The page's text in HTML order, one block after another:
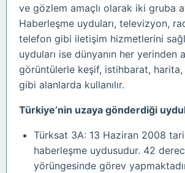
ve gözlem amaçlı olarak iki gruba
Haberleşme uyduları, televizyon,
telefon gibi iletişim hizmetlerini
uyduları ise dünyanın her yerinden
görüntülerle keşif, istihbarat,
gibi alanlarda kullanılır.
Türkiye’nin uzaya gönderdiği
Türksat 3A: 13 Haziran 2008
haberleşme uydusudur. 42
yörüngesinde görev